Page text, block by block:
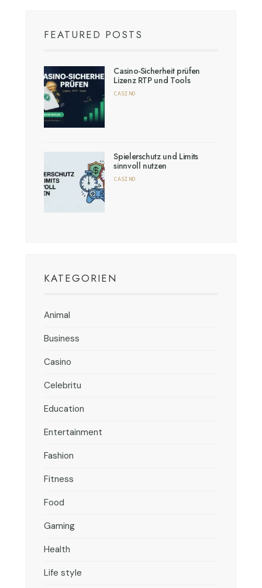
FEATURED POSTS
Casino-Sicherheit prüfen
Lizenz RTP und Tools
CASINO
Spielerschutz und Limits
sinnvoll nutzen
CASINO
KATEGORIEN
Animal
Business
Casino
Celebritu
Education
Entertainment
Fashion
Fitness
Food
Gaming
Health
Life style